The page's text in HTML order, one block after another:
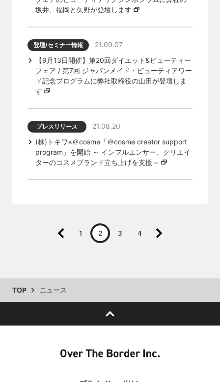
坂井、福岡と矢野が登壇します
登壇/セミナー情報
21.09.07
【9月13日開催】第20回ダイエット&ビューティー
フェア / 第7回 ジャパンメイド・ビューティアワー
ド記念プログラムに弊社取締役の山田が登壇しま
す
プレスリリース
21.08.20
(株)トキワ×＠cosme「＠cosme creator support
program」を開始 ～ インフルエンサー、クリエイ
ターのコスメブランド立ち上げを支援～
1 2 3 4
TOP ニュース